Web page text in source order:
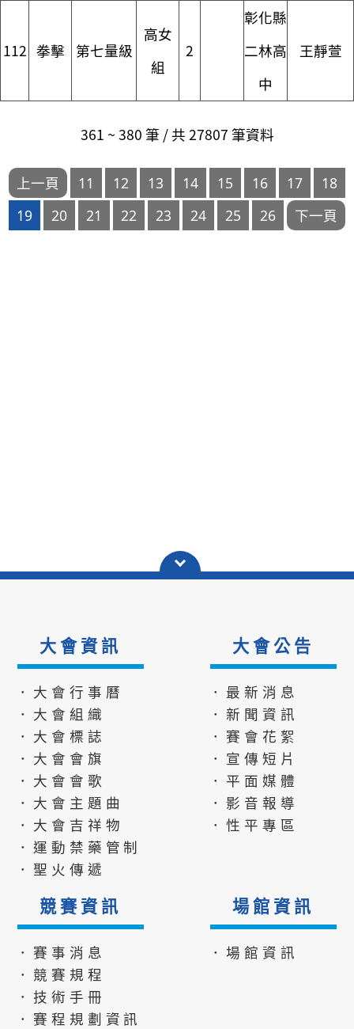
112 拳擊 第七量級
高女
組
2
彰化縣
二林高
中
王靜萱
361 ~ 380 筆 / 共 27807 筆資料
大會資訊
．大會行事曆
．大會組織
．大會標誌
．大會會旗
．大會會歌
．大會主題曲
．大會吉祥物
．運動禁藥管制
．聖火傳遞
大會公告
．最新消息
．新聞資訊
．賽會花絮
．宣傳短片
．平面媒體
．影音報導
．性平專區
競賽資訊
．賽事消息
．競賽規程
．技術手冊
．賽程規劃資訊
場館資訊
．場館資訊